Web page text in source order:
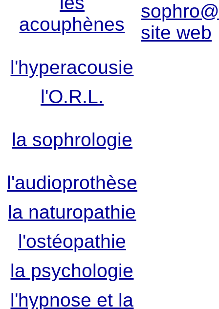
acouphènes
l'hyperacousie
l'O.R.L.
la sophrologie
l'audioprothèse
la naturopathie
l'ostéopathie
la psychologie
l'hypnose et la
site web